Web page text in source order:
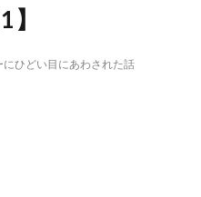
ひどい目にあわされた話